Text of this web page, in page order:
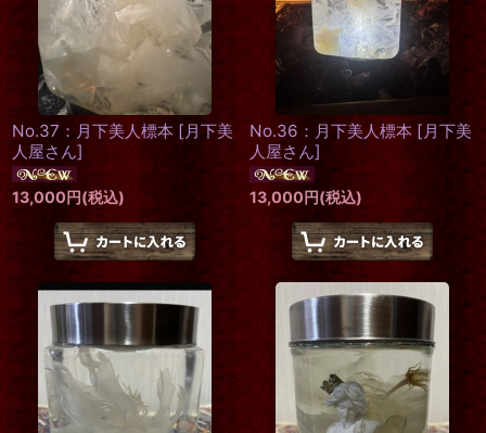
No.37：月下美人標本 [月下美
人屋さん]
13,000円(税込)
No.36：月下美人標本 [月下美
人屋さん]
13,000円(税込)